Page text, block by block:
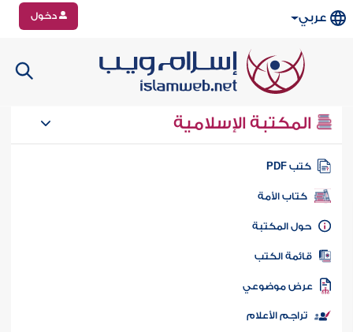
عربي دخول
المكتبة الإسلامية
كتب PDF
كتاب الأمة
المكتبة
الكتب
موضوعي